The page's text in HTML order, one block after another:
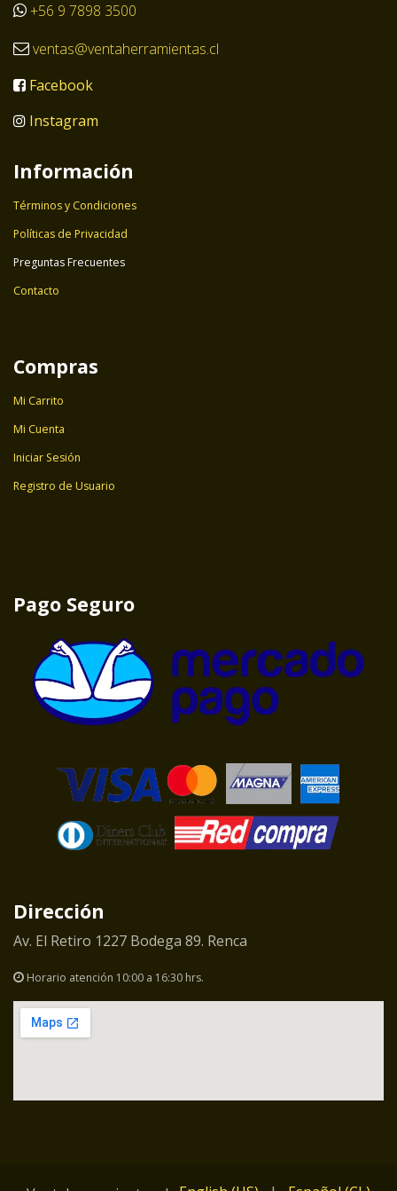
+56 9 7898 3500
ventas@ventaherramientas.cl
Facebook
Instagram
Información
Términos y Condiciones
Políticas de Privacidad
Preguntas Frecuentes
Contacto
Compras
Mi Carrito
Mi Cuenta
Iniciar Sesión
Registro de Usuario
Pago Seguro
Dirección
Av. El Retiro 1227 Bodega 89. Renca
Horario atención 10:00 a 16:30 hrs.